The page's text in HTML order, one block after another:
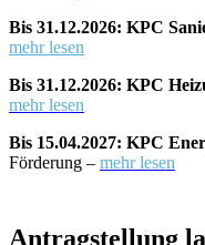
Bis 31.12.2026: KPC
mehr lesen
Bis 31.12.2026: KPC
mehr lesen
Bis 15.04.2027: KPC
Förderung – mehr lesen
Antragstellung